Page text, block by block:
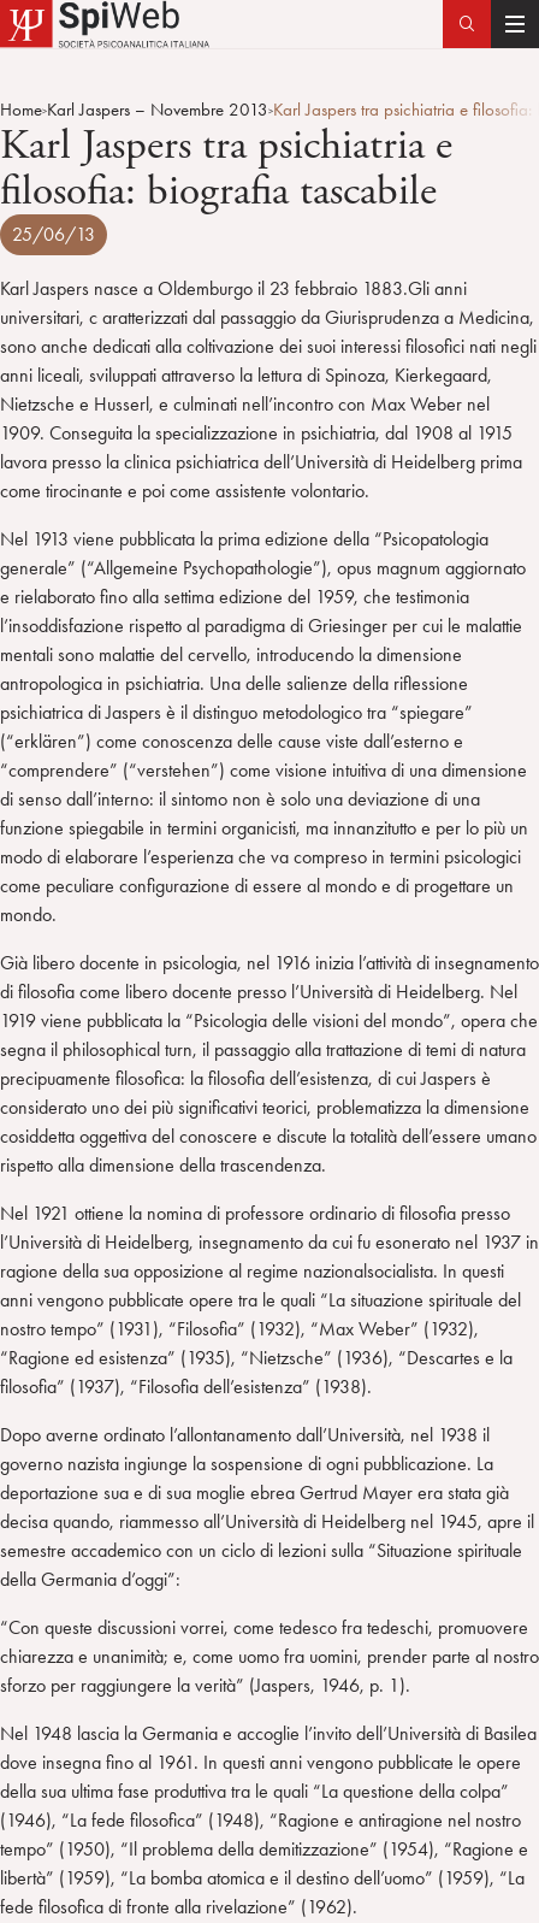
T
g
g
a
n
Home>Karl Jaspers – Novembre 2013 >Karl Jaspers tra psichiatria e
Karl Jaspers tra psichiatria e
filosofia: biografia tascabile
25/06/13
Karl Jaspers nasce a Oldemburgo il 23 febbraio 1883.Gli anni
universitari, c aratterizzati dal passaggio da Giurisprudenza a Medicina,
sono anche dedicati alla coltivazione dei suoi interessi filosofici nati negli
anni liceali, sviluppati attraverso la lettura di Spinoza, Kierkegaard,
Nietzsche e Husserl, e culminati nell’incontro con Max Weber nel
1909. Conseguita la specializzazione in psichiatria, dal 1908 al 1915
lavora presso la clinica psichiatrica dell’Università di Heidelberg prima
come tirocinante e poi come assistente volontario.
Nel 1913 viene pubblicata la prima edizione della “Psicopatologia
generale” (“Allgemeine Psychopathologie”), opus magnum aggiornato
e rielaborato fino alla settima edizione del 1959, che testimonia
l’insoddisfazione rispetto al paradigma di Griesinger per cui le malattie
mentali sono malattie del cervello, introducendo la dimensione
antropologica in psichiatria. Una delle salienze della riflessione
psichiatrica di Jaspers è il distinguo metodologico tra “spiegare”
(“erklären”) come conoscenza delle cause viste dall’esterno e
“comprendere” (“verstehen”) come visione intuitiva di una dimensione
di senso dall’interno: il sintomo non è solo una deviazione di una
funzione spiegabile in termini organicisti, ma innanzitutto e per lo più un
modo di elaborare l’esperienza che va compreso in termini psicologici
come peculiare configurazione di essere al mondo e di progettare un
mondo.
Già libero docente in psicologia, nel 1916 inizia l’attività di insegnamento
di filosofia come libero docente presso l’Università di Heidelberg. Nel
1919 viene pubblicata la “Psicologia delle visioni del mondo”, opera che
segna il philosophical turn, il passaggio alla trattazione di temi di natura
precipuamente filosofica: la filosofia dell’esistenza, di cui Jaspers è
considerato uno dei più significativi teorici, problematizza la dimensione
cosiddetta oggettiva del conoscere e discute la totalità dell’essere umano
rispetto alla dimensione della trascendenza.
Nel 1921 ottiene la nomina di professore ordinario di filosofia presso
l’Università di Heidelberg, insegnamento da cui fu esonerato nel 1937 in
ragione della sua opposizione al regime nazionalsocialista. In questi
anni vengono pubblicate opere tra le quali “La situazione spirituale del
nostro tempo” (1931), “Filosofia” (1932), “Max Weber” (1932),
“Ragione ed esistenza” (1935), “Nietzsche” (1936), “Descartes e la
filosofia” (1937), “Filosofia dell’esistenza” (1938).
Dopo averne ordinato l’allontanamento dall’Università, nel 1938 il
governo nazista ingiunge la sospensione di ogni pubblicazione. La
deportazione sua e di sua moglie ebrea Gertrud Mayer era stata già
decisa quando, riammesso all’Università di Heidelberg nel 1945, apre il
semestre accademico con un ciclo di lezioni sulla “Situazione spirituale
della Germania d’oggi”:
“Con queste discussioni vorrei, come tedesco fra tedeschi, promuovere
chiarezza e unanimità; e, come uomo fra uomini, prender parte al nostro
sforzo per raggiungere la verità” (Jaspers, 1946, p. 1).
Nel 1948 lascia la Germania e accoglie l’invito dell’Università di Basilea
dove insegna fino al 1961. In questi anni vengono pubblicate le opere
della sua ultima fase produttiva tra le quali “La questione della colpa”
(1946), “La fede filosofica” (1948), “Ragione e antiragione nel nostro
tempo” (1950), “Il problema della demitizzazione” (1954), “Ragione e
libertà” (1959), “La bomba atomica e il destino dell’uomo” (1959), “La
fede filosofica di fronte alla rivelazione” (1962).